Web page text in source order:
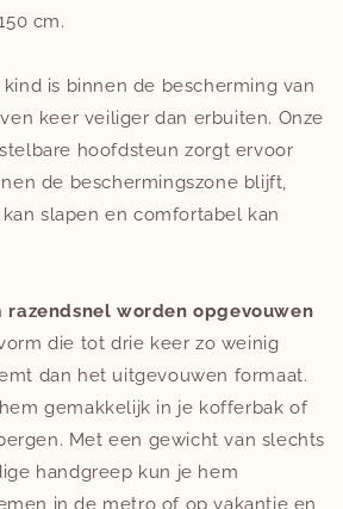
cm.
is binnen de bescherming van
keer veiliger dan erbuiten. Onze
hoofdsteun zorgt ervoor
de beschermingszone blijft,
slapen en comfortabel kan
razendsnel worden opgevouwen
die tot drie keer zo weinig
dan het uitgevouwen formaat.
gemakkelijk in je kofferbak of
Met een gewicht van slechts
handgreep kun je hem
in de metro of op vakantie en